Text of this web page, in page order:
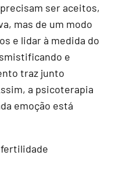
ser aceitos,
mas de um modo
e lidar à medida do
e
traz junto
a psicoterapia
emoção está
fertilidade